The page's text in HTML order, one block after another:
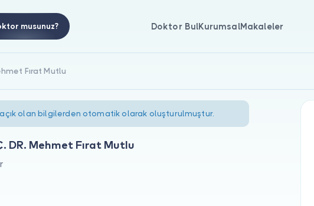
musunuz? Doktor BulKurumsalMakaleler
Fırat Mutlu
olan bilgilerden otomatik olarak oluşturulmuştur.
DR. Mehmet Fırat Mutlu